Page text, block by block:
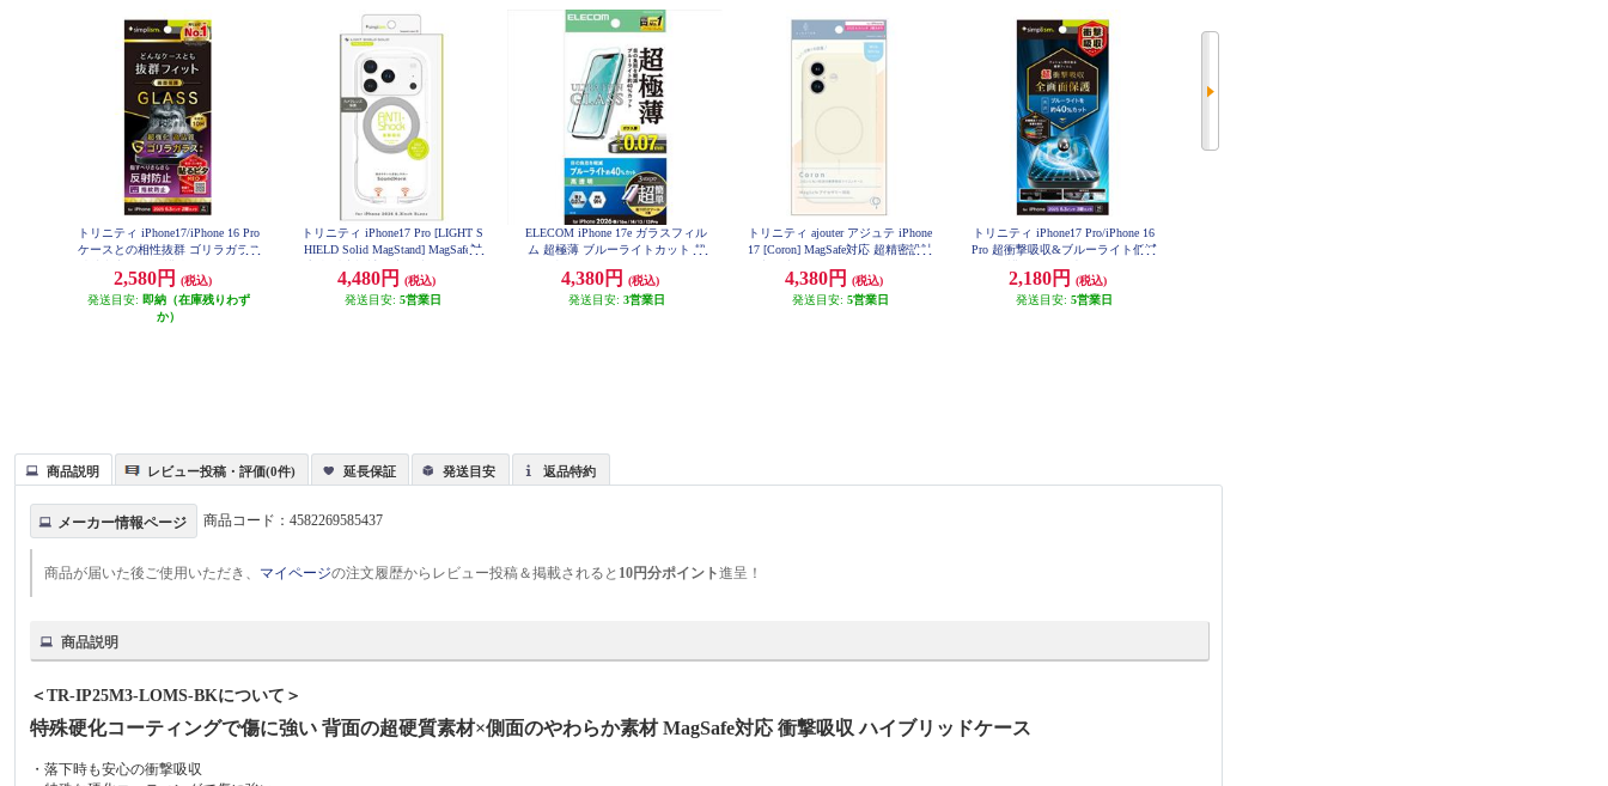
トリニティ iPhone17/iPhone 16 Pro
ケースとの相性抜群 ゴリラガラス
P25M2-GLS-GOAG
2,580円
(税込)
発送目安: 即納（在庫残りわず
か）
トリニティ iPhone17 Pro [LIGHT S
HIELD Solid MagStand] MagSafe対
タンド付きハイブリッドクリアケ
ース シルバーリングスタンド TR-I
4,480円
(税込)
発送目安: 5営業日
ELECOM iPhone 17e ガラスフィル
ム 超極薄 ブルーライトカット 超
USTBL
4,380円
(税込)
発送目安: 3営業日
トリニティ ajouter アジュテ iPhone
17 [Coron] MagSafe対応 超精密設計
ワイト AJ-IP25M2-CR-MWT
4,380円
(税込)
発送目安: 5営業日
トリニティ iPhone17 Pro/iPhone 16
Pro 超衝撃吸収&ブルーライト低減
-PFPM-SKBCC
2,180円
(税込)
発送目安: 5営業日
商品説明 レビュー投稿・評価(0件) 延長保証 発送目安 返品特約
メーカー情報ページ 商品コード：4582269585437
商品が届いた後ご使用いただき、 マイページの注文履歴からレビュー投稿＆掲載されると 10円分ポイント進呈！
商品説明
＜TR-IP25M3-LOMS-BKについて＞
特殊硬化コーティングで傷に強い 背面の超硬質素材×側面のやわらか素材 MagSafe対応 衝撃吸収 ハイブリッドケース
・落下時も安心の衝撃吸収